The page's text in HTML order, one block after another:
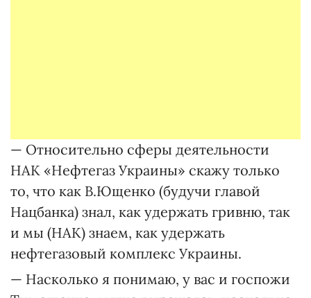
— Относительно сферы деятельности
НАК «Нефтегаз Украины» скажу только
то, что как В.Ющенко (будучи главой
Нацбанка) знал, как удержать гривню, так
и мы (НАК) знаем, как удержать
нефтегазовый комплекс Украины.
— Насколько я понимаю, у вас и госпожи